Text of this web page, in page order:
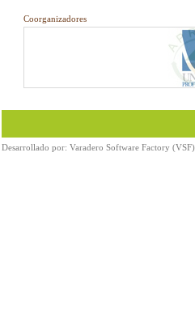
Coorganizadores
Desarrollado por: Varadero Software Factory (VSF)